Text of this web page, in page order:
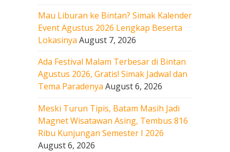
Mau Liburan ke Bintan? Simak Kalender
Event Agustus 2026 Lengkap Beserta
Lokasinya August 7, 2026
Ada Festival Malam Terbesar di Bintan
Agustus 2026, Gratis! Simak Jadwal dan
Tema Paradenya August 6, 2026
Meski Turun Tipis, Batam Masih Jadi
Magnet Wisatawan Asing, Tembus 816
Ribu Kunjungan Semester I 2026
August 6, 2026